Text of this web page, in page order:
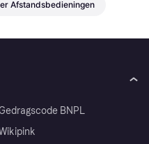
Afstandsbedieningen
BNPL